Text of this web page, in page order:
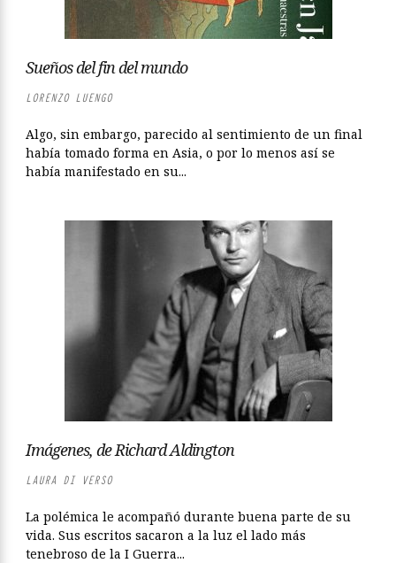
Sueños del fin del mundo
LORENZO LUENGO
Algo, sin embargo, parecido al sentimiento de un final
había tomado forma en Asia, o por lo menos así se
había manifestado en su...
Imágenes, de Richard Aldington
LAURA DI VERSO
La polémica le acompañó durante buena parte de su
vida. Sus escritos sacaron a la luz el lado más
tenebroso de la I Guerra...